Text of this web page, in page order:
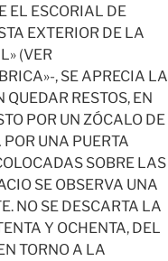
EL ESCORIAL DE
EXTERIOR DE LA
(VER
, SE APRECIA LA
RESTOS, EN
POR UN ZÓCALO DE
UNA PUERTA
SOBRE LAS
SE OBSERVA UNA
NO SE DESCARTA LA
Y OCHENTA, DEL
TORNO A LA